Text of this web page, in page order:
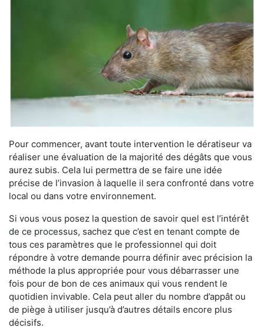
Pour commencer, avant toute intervention le dératiseur va
réaliser une évaluation de la majorité des dégâts que vous
aurez subis. Cela lui permettra de se faire une idée
précise de l’invasion à laquelle il sera confronté dans votre
local ou dans votre environnement.
Si vous vous posez la question de savoir quel est l’intérêt
de ce processus, sachez que c’est en tenant compte de
tous ces paramètres que le professionnel qui doit
répondre à votre demande pourra définir avec précision la
méthode la plus appropriée pour vous débarrasser une
fois pour de bon de ces animaux qui vous rendent le
quotidien invivable. Cela peut aller du nombre d’appât ou
de piège à utiliser jusqu’à d’autres détails encore plus
décisifs.